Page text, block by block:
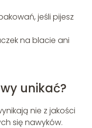
jeśli pijesz
na blacie ani
unikać?
nie z jakości
się nawyków.